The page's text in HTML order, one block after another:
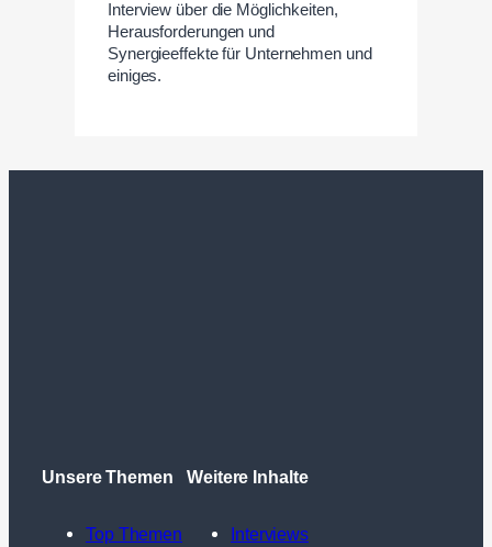
Interview über die Möglichkeiten,
Herausforderungen und
Synergieeffekte für Unternehmen und
einiges.
Unsere Themen
Top Themen
Weitere Inhalte
Interviews